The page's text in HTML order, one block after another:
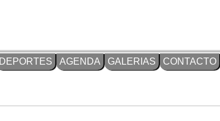
DEPORTES AGENDA GALERIAS CONTACTO